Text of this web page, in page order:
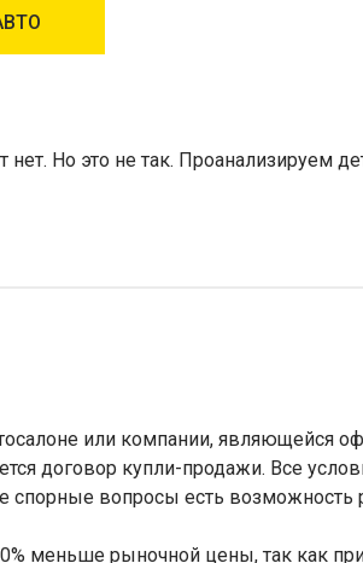
нет. Но это не так.
или компании, являющейся
договор купли-продажи. Все
спорные вопросы есть возможность
меньше рыночной цены, так как